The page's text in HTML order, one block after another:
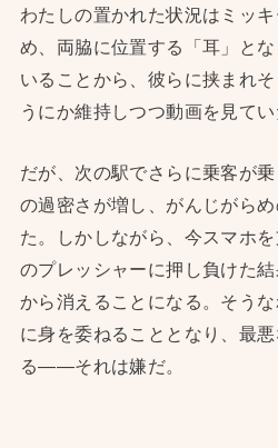
わたしの置かれた状況はミッ
め、両脇に位置する「耳」と
いることから、彼らに挟まれ
うにか維持しつつ動画を見てい
だが、次の駅でさらに乗客が
の過密さが増し、がんじがら
た。しかしながら、今スマホ
のプレッシャーに押し負けた
から消えることになる。そう
に身を委ねることとなり、最
る——それは嫌だ。